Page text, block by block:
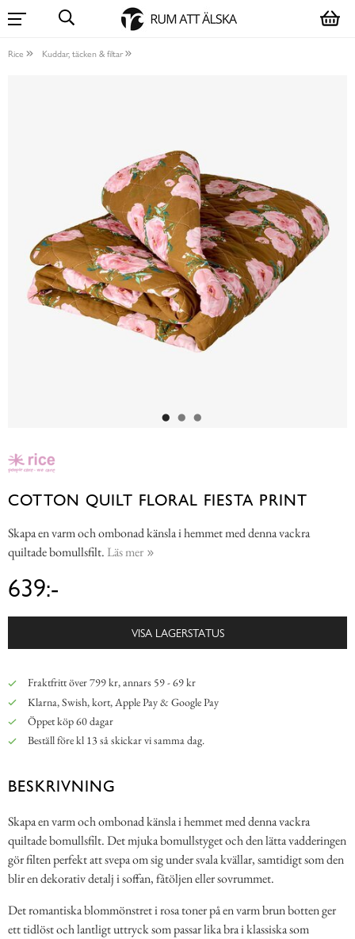
Rice Kuddar, täcken & filtar
COTTON QUILT FLORAL FIESTA PRINT
Skapa en varm och ombonad känsla i hemmet med denna vackra
quiltade bomullsfilt. Läs mer
639:-
VISA LAGERSTATUS
Fraktfritt över 799 kr, annars 59 - 69 kr
Klarna, Swish, kort, Apple Pay & Google Pay
Öppet köp 60 dagar
Beställ före kl 13 så skickar vi samma dag.
BESKRIVNING
Skapa en varm och ombonad känsla i hemmet med denna vackra
quiltade bomullsfilt. Det mjuka bomullstyget och den lätta vadderingen
gör filten perfekt att svepa om sig under svala kvällar, samtidigt som den
blir en dekorativ detalj i soffan, fåtöljen eller sovrummet.
Det romantiska blommönstret i rosa toner på en varm brun botten ger
ett tidlöst och lantligt uttryck som passar lika bra i klassiska som